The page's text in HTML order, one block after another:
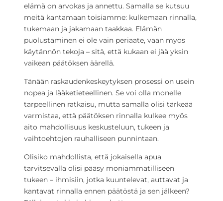
elämä on arvokas ja annettu. Samalla se kutsuu
meitä kantamaan toisiamme: kulkemaan rinnalla,
tukemaan ja jakamaan taakkaa. Elämän
puolustaminen ei ole vain periaate, vaan myös
käytännön tekoja – sitä, että kukaan ei jää yksin
vaikean päätöksen äärellä.
Tänään raskaudenkeskeytyksen prosessi on usein
nopea ja lääketieteellinen. Se voi olla monelle
tarpeellinen ratkaisu, mutta samalla olisi tärkeää
varmistaa, että päätöksen rinnalla kulkee myös
aito mahdollisuus keskusteluun, tukeen ja
vaihtoehtojen rauhalliseen punnintaan.
Olisiko mahdollista, että jokaisella apua
tarvitsevalla olisi pääsy moniammatilliseen
tukeen – ihmisiin, jotka kuuntelevat, auttavat ja
kantavat rinnalla ennen päätöstä ja sen jälkeen?